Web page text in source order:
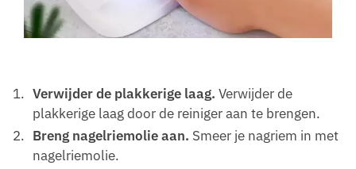
Verwijder de plakkerige laag. Verwijder de
plakkerige laag door de reiniger aan te brengen.
Breng nagelriemolie aan. Smeer je nagriem in met
nagelriemolie.